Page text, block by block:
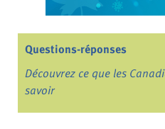
Questions-réponses
Découvrez ce que les
savoir